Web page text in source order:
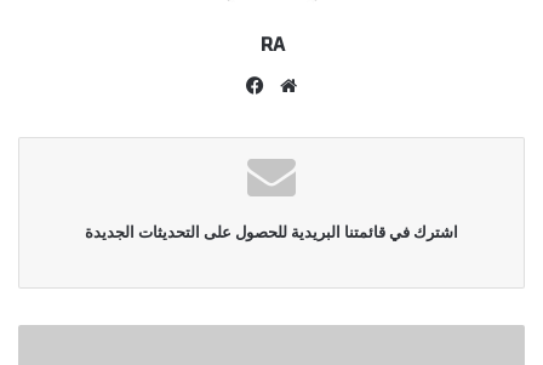
RA
موقع
اشترك في قائمتنا البريدية للحصول على التحديثات الجديدة